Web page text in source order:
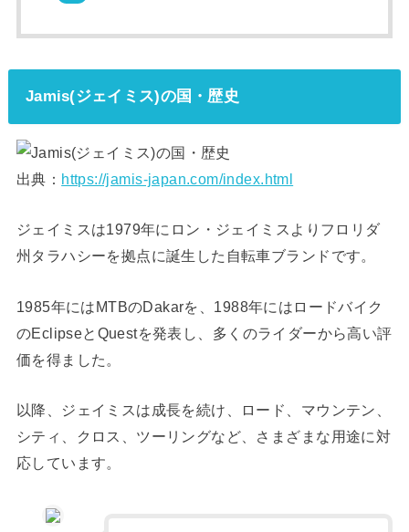
Jamis(ジェイミス)の国・歴史
出典： https://jamis-japan.com/index.html
ジェイミスは1979年にロン・ジェイミスよりフロリダ
州タラハシーを拠点に誕生した自転車ブランドです。
1985年にはMTBのDakarを、1988年にはロードバイク
のEclipseとQuestを発表し、多くのライダーから高い評
価を得ました。
以降、ジェイミスは成長を続け、ロード、マウンテン、
シティ、クロス、ツーリングなど、さまざまな用途に対
応しています。